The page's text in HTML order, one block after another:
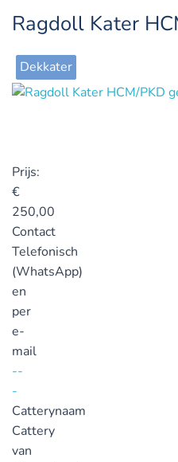
Ragdoll Kater
Dekkater
Prijs:
€
250,00
Contact
Telefonisch
(WhatsApp)
en
per
e-
mail
--
-
Catterynaam
Cattery
van